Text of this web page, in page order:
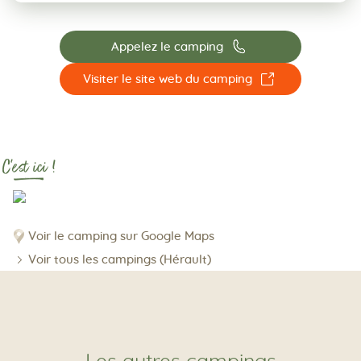
Appelez le camping 📞
Visiter le site web du camping ☐
C'est ici !
Voir le camping sur Google Maps
Voir tous les campings (Hérault)